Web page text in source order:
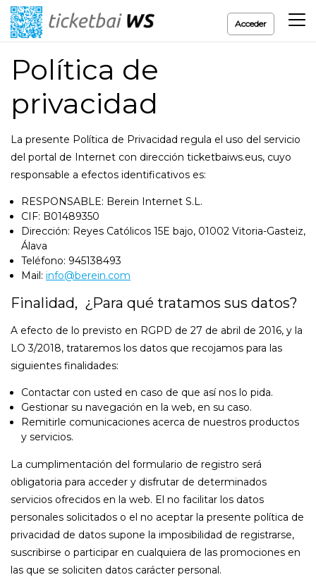
Acceder
Política de
privacidad
La presente Política de Privacidad regula el uso del servicio
del portal de Internet con dirección ticketbaiws.eus, cuyo
responsable a efectos identificativos es:
RESPONSABLE: Berein Internet S.L.
CIF: B01489350
Dirección: Reyes Católicos 15E bajo, 01002 Vitoria-Gasteiz,
Álava
Teléfono: 945138493
Mail: info@berein.com
Finalidad, ¿Para qué tratamos sus datos?
A efecto de lo previsto en RGPD de 27 de abril de 2016, y la
LO 3/2018, trataremos los datos que recojamos para las
siguientes finalidades:
Contactar con usted en caso de que así nos lo pida.
Gestionar su navegación en la web, en su caso.
Remitirle comunicaciones acerca de nuestros productos
y servicios.
La cumplimentación del formulario de registro será
obligatoria para acceder y disfrutar de determinados
servicios ofrecidos en la web. El no facilitar los datos
personales solicitados o el no aceptar la presente política de
privacidad de datos supone la imposibilidad de registrarse,
suscribirse o participar en cualquiera de las promociones en
las que se soliciten datos carácter personal.